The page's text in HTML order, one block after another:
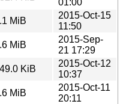
MiB
2015-Oct-15
11:50
MiB
2015-Sep-
21 17:29
KiB
2015-Oct-12
10:37
MiB
2015-Oct-11
20:11